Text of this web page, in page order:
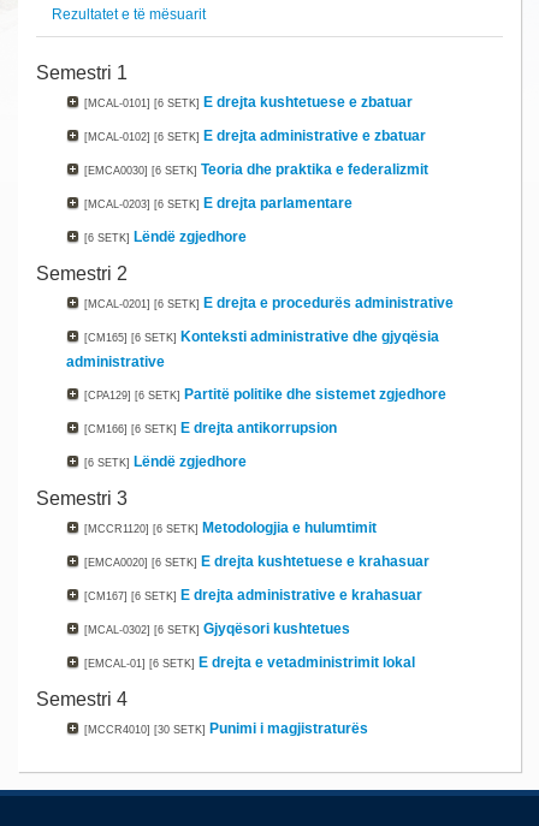
Rezultatet e të mësuarit
Semestri 1
[MCAL-0101] [6 SETK] E drejta kushtetuese e zbatuar
[MCAL-0102] [6 SETK] E drejta administrative e zbatuar
[EMCA0030] [6 SETK] Teoria dhe praktika e federalizmit
[MCAL-0203] [6 SETK] E drejta parlamentare
[6 SETK] Lëndë zgjedhore
Semestri 2
[MCAL-0201] [6 SETK] E drejta e procedurës administrative
[CM165] [6 SETK]
Konteksti administrative dhe gjyqësia
administrative
[CPA129] [6 SETK] Partitë politike dhe sistemet zgjedhore
[CM166] [6 SETK] E drejta antikorrupsion
[6 SETK] Lëndë zgjedhore
Semestri 3
[MCCR1120] [6 SETK] Metodologjia e hulumtimit
[EMCA0020] [6 SETK] E drejta kushtetuese e krahasuar
[CM167] [6 SETK] E drejta administrative e krahasuar
[MCAL-0302] [6 SETK] Gjyqësori kushtetues
[EMCAL-01] [6 SETK] E drejta e vetadministrimit lokal
Semestri 4
[MCCR4010] [30 SETK] Punimi i magjistraturës